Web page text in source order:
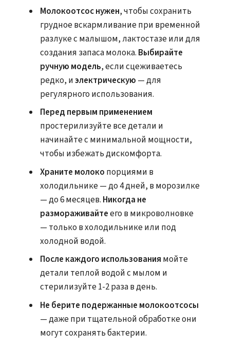
Молокоотсос нужен, чтобы сохранить
грудное вскармливание при временной
разлуке с малышом, лактостазе или для
создания запаса молока. Выбирайте
ручную модель, если сцеживаетесь
редко, иэлектрическую — для
регулярного использования.
Перед первым применением
простерилизуйте все детали и
начинайте с минимальной мощности,
чтобы избежать дискомфорта.
Храните молоко порциями в
холодильнике — до 4 дней, в морозилке
— до 6 месяцев. Никогда не
размораживайтеего в микроволновке
— только в холодильнике или под
холодной водой.
После каждого использования мойте
детали теплой водой с мылом и
стерилизуйте 1-2 раза в день.
Не берите подержанные молокоотсосы
— даже при тщательной обработке они
могут сохранять бактерии.